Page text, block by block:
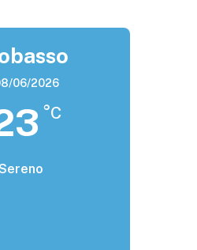
06/2026
°C